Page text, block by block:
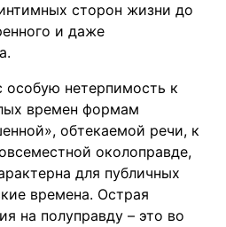
сторон жизни до
и даже
нетерпимость к
времен формам
обтекаемой речи, к
околоправде,
для публичных
времена. Острая
на полуправду – это во